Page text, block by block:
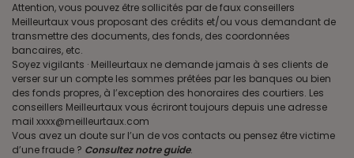
Attention, vous pouvez être sollicités par de faux conseillers
Meilleurtaux vous proposant des crédits et/ou vous demandant de
transmettre des documents, des fonds, des coordonnées
bancaires, etc.
Soyez vigilants · Meilleurtaux ne demande jamais à ses clients de
verser sur un compte les sommes prêtées par les banques ou bien
des fonds propres, à l’exception des honoraires des courtiers. Les
conseillers Meilleurtaux vous écriront toujours depuis une adresse
mail xxxx@meilleurtaux.com
Vous avez un doute sur l’un de vos contacts ou pensez être victime
d’une fraude ? Consultez notre guide.